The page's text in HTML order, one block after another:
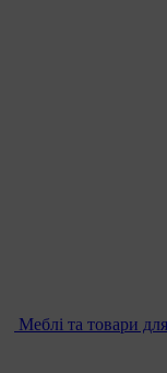
Меблі та товари для